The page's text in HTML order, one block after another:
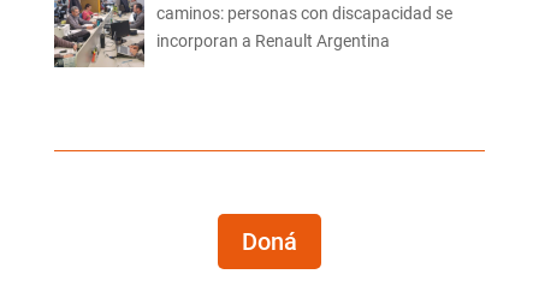
caminos: personas con discapacidad se
incorporan a Renault Argentina
Doná